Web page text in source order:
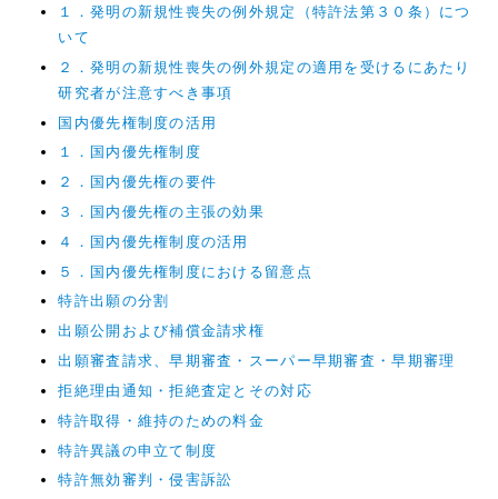
１．発明の新規性喪失の例外規定（特許法第３０条）につ
いて
２．発明の新規性喪失の例外規定の適用を受けるにあたり
研究者が注意すべき事項
国内優先権制度の活用
１．国内優先権制度
２．国内優先権の要件
３．国内優先権の主張の効果
４．国内優先権制度の活用
５．国内優先権制度における留意点
特許出願の分割
出願公開および補償金請求権
出願審査請求、早期審査・スーパー早期審査・早期審理
拒絶理由通知・拒絶査定とその対応
特許取得・維持のための料金
特許異議の申立て制度
特許無効審判・侵害訴訟